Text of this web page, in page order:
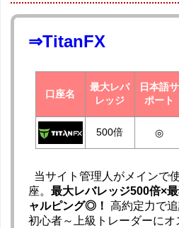
⇒TitanFX
口座名
最大レバ
レッジ
日本語サ
ポート
500倍 ◎
当サイト管理人がメインで
座。 最大レバレッジ500倍×
ャルピング◎！ 高約定力で
初心者～上級トレーダーにオ